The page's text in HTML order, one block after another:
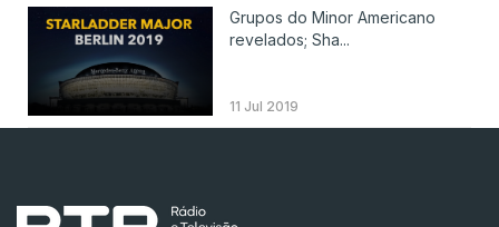
Grupos do Minor Americano
revelados; Sha...
11 Jul 2019